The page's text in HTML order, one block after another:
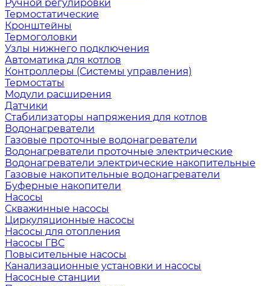
Ручной регулировки
Термостатические
Кронштейны
Термоголовки
Узлы нижнего подключения
Автоматика для котлов
Контроллеры (Системы управления)
Термостаты
Модули расширения
Датчики
Стабилизаторы напряжения для котлов
Водонагреватели
Газовые проточные водонагреватели
Водонагреватели проточные электрические
Водонагреватели электрические накопительные
Газовые накопительные водонагреватели
Буферные накопители
Насосы
Скважинные насосы
Циркуляционные насосы
Насосы для отопления
Насосы ГВС
Повысительные насосы
Канализационные установки и насосы
Насосные станции